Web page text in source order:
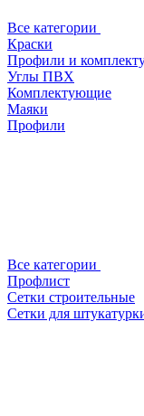
Все категории
Краски
Профили и
Углы ПВХ
Комплектующие
Маяки
Профили
Все категории
Профлист
Сетки строительные
Сетки для